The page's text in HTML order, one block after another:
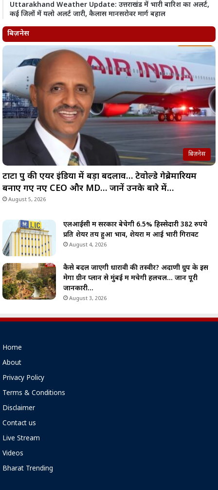
Uttarakhand Weather Update: उत्तराखंड में भारी बारिश का अलर्ट,
कई जिलों में यलो अलर्ट जारी, कैलास मानसरोवर मार्ग बहाल
बिज़नेस
बिज़नेस
टाटा ग्रुप की एयर इंडिया में बड़ा बदलाव… टेवोल्डे गेब्रेमारियम
बनाए गए नए CEO और MD… जानें उनके बारे में…
August 5, 2026
एलआईसी में सरकार बेचेगी 6.5% हिस्सेदारी 382 रुपये
प्रति शेयर तय हुआ भाव, शेयरों में आई भारी गिरावट
August 4, 2026
कैसे बदल जाएगी धारावी की तस्वीर? अदाणी ग्रुप के इस
मेगा ग्रीन प्लान से मुंबई में मचेगी हलचल… जानें पूरी
जानकारी…
August 3, 2026
Home
About
Privacy Policy
Terms & Conditions
Disclaimer
Contact us
Live Stream
Videos
Bharat Trending